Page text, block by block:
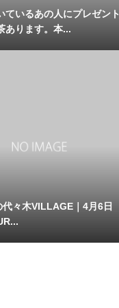
ているあの人にプレゼント
あります。本...
々木VILLAGE｜4月6日